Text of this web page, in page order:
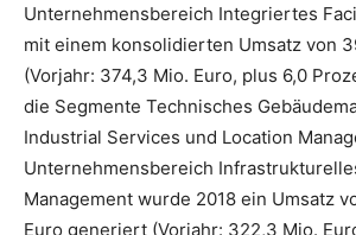
Unternehmensbereich Integriertes
mit einem konsolidierten Umsatz von
(Vorjahr: 374,3 Mio. Euro, plus 6,0
die Segmente Technisches
Industrial Services und Location
Unternehmensbereich
Management wurde 2018 ein Umsatz
Euro generiert (Vorjahr: 322,3 Mio.